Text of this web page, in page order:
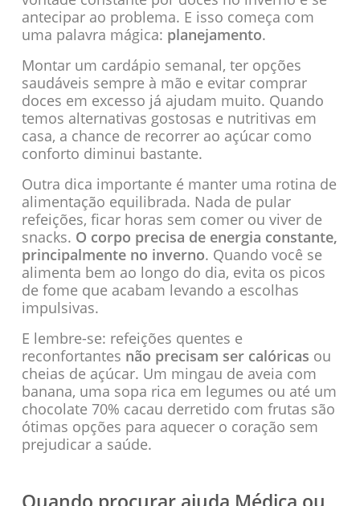
antecipar ao problema. E isso começa com
uma palavra mágica: planejamento.
Montar um cardápio semanal, ter opções
saudáveis sempre à mão e evitar comprar
doces em excesso já ajudam muito. Quando
temos alternativas gostosas e nutritivas em
casa, a chance de recorrer ao açúcar como
conforto diminui bastante.
Outra dica importante é manter uma rotina de
alimentação equilibrada. Nada de pular
refeições, ficar horas sem comer ou viver de
snacks. O corpo precisa de energia constante,
principalmente no inverno. Quando você se
alimenta bem ao longo do dia, evita os picos
de fome que acabam levando a escolhas
impulsivas.
E lembre-se: refeições quentes e
reconfortantes não precisam ser calóricas ou
cheias de açúcar. Um mingau de aveia com
banana, uma sopa rica em legumes ou até um
chocolate 70% cacau derretido com frutas são
ótimas opções para aquecer o coração sem
prejudicar a saúde.
Quando procurar ajuda Médica ou